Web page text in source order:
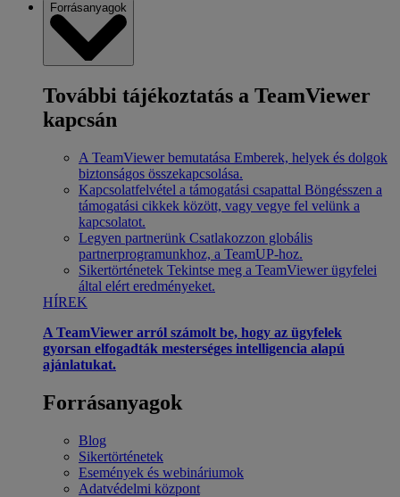
Forrásanyagok
További tájékoztatás a TeamViewer
kapcsán
A TeamViewer bemutatása Emberek, helyek és dolgok
biztonságos összekapcsolása.
Kapcsolatfelvétel a támogatási csapattal Böngésszen a
támogatási cikkek között, vagy vegye fel velünk a
kapcsolatot.
Legyen partnerünk Csatlakozzon globális
partnerprogramunkhoz, a TeamUP-hoz.
Sikertörténetek Tekintse meg a TeamViewer ügyfelei
által elért eredményeket.
HÍREK
A TeamViewer arról számolt be, hogy az ügyfelek
gyorsan elfogadták mesterséges intelligencia alapú
ajánlatukat.
Forrásanyagok
Blog
Sikertörténetek
Események és webináriumok
Adatvédelmi központ